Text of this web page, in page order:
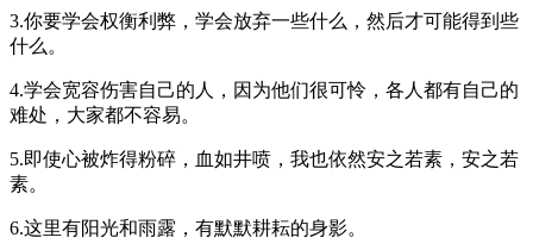
3.你要学会权衡利弊，学会放弃一些什么，然后才可能得到些
什么。
4.学会宽容伤害自己的人，因为他们很可怜，各人都有自己的
难处，大家都不容易。
5.即使心被炸得粉碎，血如井喷，我也依然安之若素，安之若
素。
6.这里有阳光和雨露，有默默耕耘的身影。